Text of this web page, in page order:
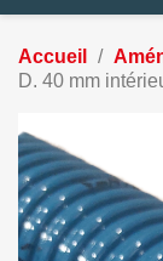
Accueil
D. 40 mm